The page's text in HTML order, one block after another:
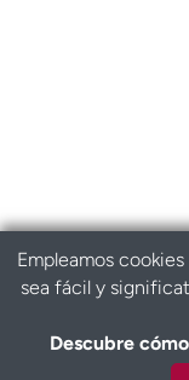
Empleamos
sea fácil y
Descubre